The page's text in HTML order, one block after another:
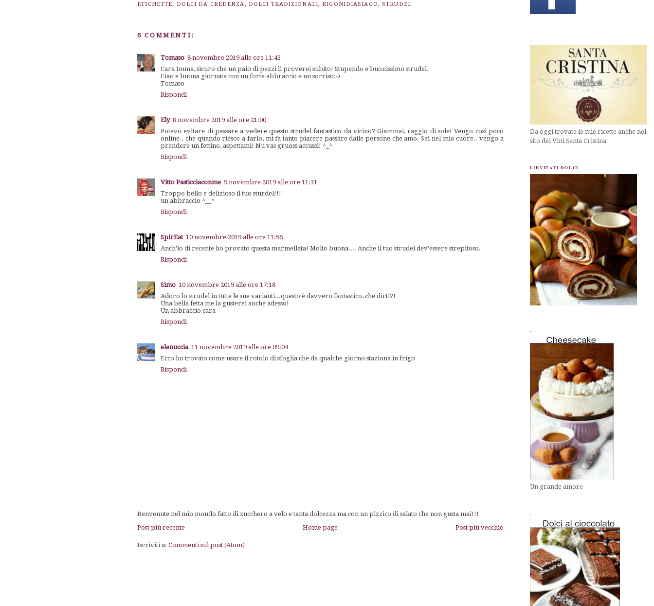
ETICHETTE: DOLCI DA CREDENZA DOLCI TRADIZIONALI RIGONIDIASIAGO ,STRUDEL
6 COMMENTI:
Tomaso 8 novembre 2019 alle ore 11:43
Cara Imma, sicuro che un paio di pezzi li proverei subito! Stupendo e buonissimo strudel.
Ciao e buona giornata con un forte abbraccio e un sorriso:-)
Tomaso
Rispondi
Ely 8 novembre 2019 alle ore 21:00
Potevo evitare di passare a vedere questo strudel fantastico da vicino? Giammai, raggio di sole! Vengo così poco
online.. che quando riesco a farlo, mi fa tanto piacere passare dalle persone che amo. Sei nel mio cuore.. vengo a
prendere un fettino, aspettami! Nu vas gruoss accussì! ^_^
Rispondi
Vitto Pasticciaconme 9 novembre 2019 alle ore 11:31
Troppo bello e delizioso il tuo sturdel!!!
un abbraccio ^__^
Rispondi
SpirEat 10 novembre 2019 alle ore 11:56
Anch'io di recente ho provato questa marmellata! Molto buona.... Anche il tuo strudel dev'essere strepitoso.
Rispondi
Simo 10 novembre 2019 alle ore 17:18
Adoro lo strudel in tutte le sue varianti...questo è davvero fantastico, che dirti?!
Una bella fetta me la gusterei anche adesso!
Un abbraccio cara
Rispondi
elenuccia 11 novembre 2019 alle ore 09:04
Ecco ho trovato come usare il rotolo di sfoglia che da qualche giorno staziona in frigo
Rispondi
Benvenute nel mio mondo fatto di zucchero a velo e tanta dolcezza ma con un pizzico di salato che non gusta mai!!!
Post più recente
Post più vecchio
Home page
Iscriviti a:Commenti sul post (Atom)
.
Da oggi trovate le mie ricette anche nel
sito dei Vini Santa Cristina
LIEVITATI DOLCI
.
Un grande amore
.